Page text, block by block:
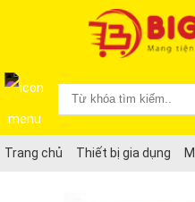
Trang chủ Thiết bị gia dụng